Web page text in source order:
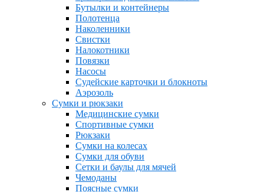
Бутылки и контейнеры
Полотенца
Наколенники
Свистки
Налокотники
Повязки
Насосы
Судейские карточки и блокноты
Аэрозоль
Сумки и рюкзаки
Медицинские сумки
Спортивные сумки
Рюкзаки
Сумки на колесах
Сумки для обуви
Сетки и баулы для мячей
Чемоданы
Поясные сумки